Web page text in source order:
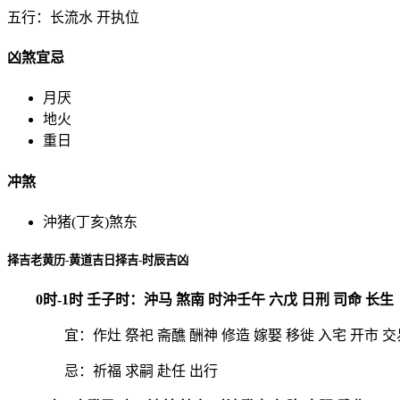
五行：长流水 开执位
凶煞宜忌
月厌
地火
重日
冲煞
沖猪(丁亥)煞东
择吉老黄历-黄道吉日择吉-时辰吉凶
0时-1时 壬子时：沖马 煞南 时沖壬午 六戊 日刑 司命 长生
宜：作灶 祭祀 斋醮 酬神 修造 嫁娶 移徙 入宅 开市 交
忌：祈福 求嗣 赴任 出行